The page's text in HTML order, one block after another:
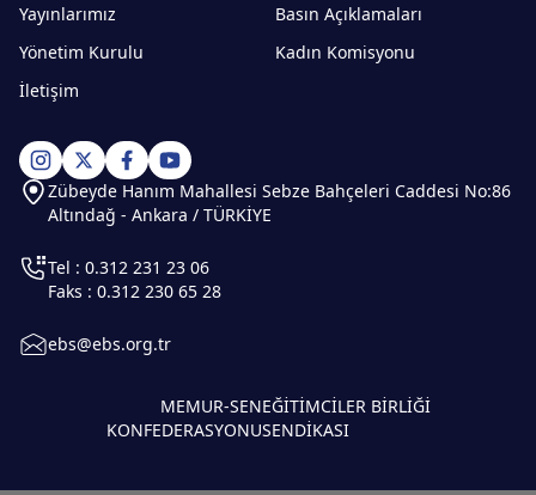
Yayınlarımız
Basın Açıklamaları
Yönetim Kurulu
Kadın Komisyonu
İletişim
MEMUR-SEN
KONFEDERASYONU
EĞİTİMCİLER BİRLİĞİ
SENDİKASI
Zübeyde Hanım Mahallesi Sebze Bahçeleri Caddesi No:86
Altındağ - Ankara / TÜRKİYE
Tel : 0.312 231 23 06
Faks : 0.312 230 65 28
ebs@ebs.org.tr